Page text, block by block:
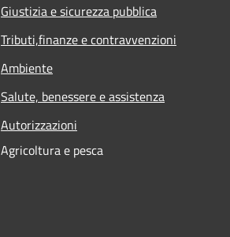
Giustizia e sicurezza pubblica
Tributi,finanze e contravvenzioni
Ambiente
Salute, benessere e assistenza
Autorizzazioni
Agricoltura e pesca